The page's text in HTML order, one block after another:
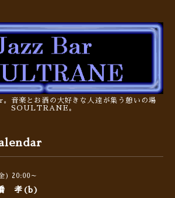
音楽とお酒の大好きな人達が集う憩いの場
SOULTRANE。
) 20:00～
孝(b)